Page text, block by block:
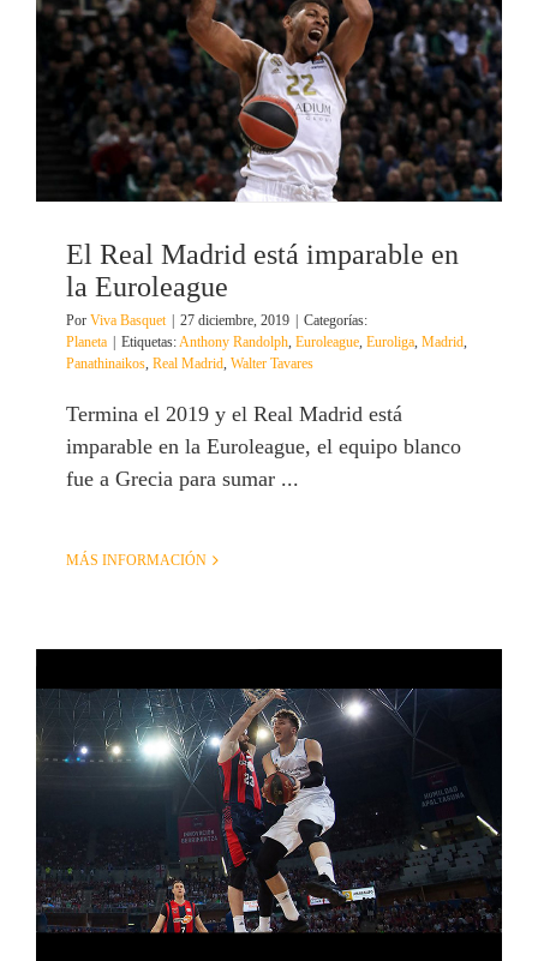
El Real Madrid está imparable en
la Euroleague
Por Viva Basquet | 27 diciembre, 2019 | Categorías:
Planeta | Etiquetas: Anthony Randolph Euroleague Euroliga Madrid
Panathinaikos Real Madrid Walter Tavares
Termina el 2019 y el Real Madrid está
imparable en la Euroleague, el equipo blanco
fue a Grecia para sumar ...
MÁS INFORMACIÓN